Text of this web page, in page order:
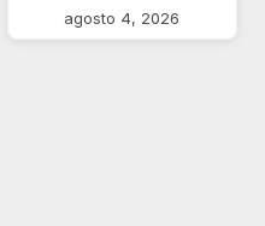
agosto 4, 2026